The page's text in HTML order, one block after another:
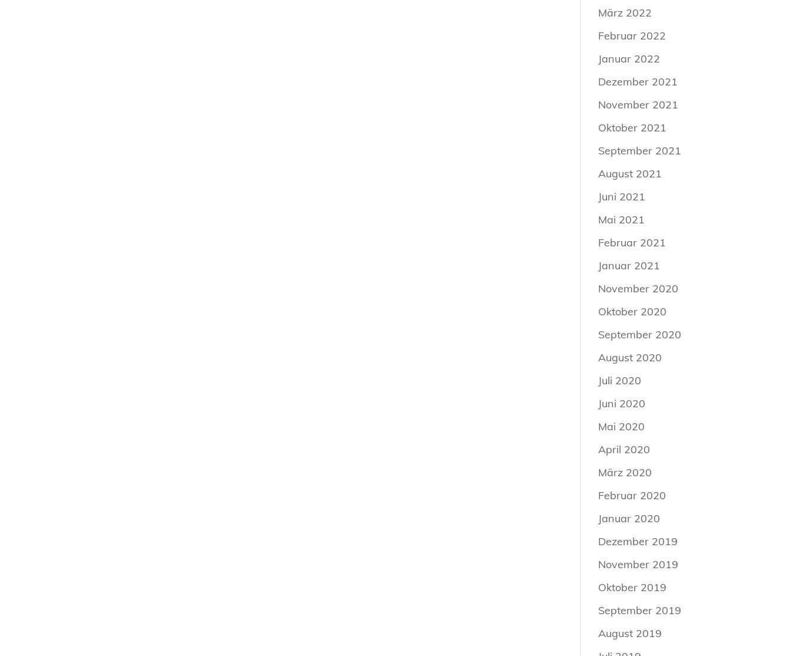
März 2022
Februar 2022
Januar 2022
Dezember 2021
November 2021
Oktober 2021
September 2021
August 2021
Juni 2021
Mai 2021
Februar 2021
Januar 2021
November 2020
Oktober 2020
September 2020
August 2020
Juli 2020
Juni 2020
Mai 2020
April 2020
März 2020
Februar 2020
Januar 2020
Dezember 2019
November 2019
Oktober 2019
September 2019
August 2019